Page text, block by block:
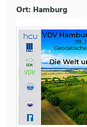
Ort: Hamburg